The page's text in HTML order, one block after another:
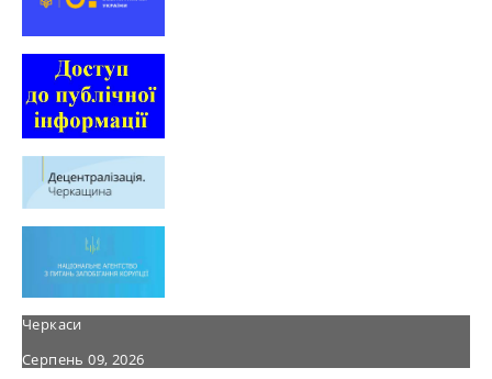
Черкаси
Серпень 09, 2026